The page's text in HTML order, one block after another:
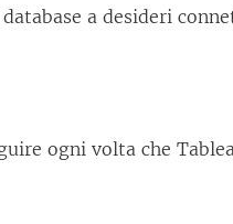
a desideri
ogni volta che